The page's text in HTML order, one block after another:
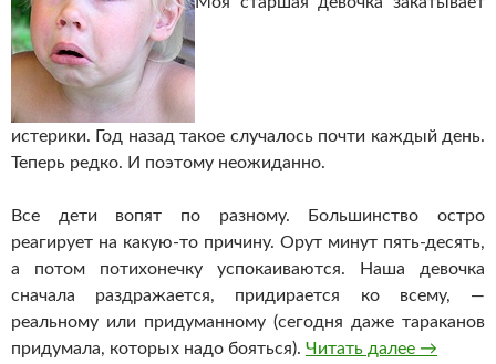
истерики. Год назад такое случалось почти каждый день.
Теперь редко. И поэтому неожиданно.
Все дети вопят по разному. Большинство остро
реагирует на какую-то причину. Орут минут пять-десять,
а потом потихонечку успокаиваются. Наша девочка
сначала раздражается, придирается ко всему, —
реальному или придуманному (сегодня даже тараканов
придумала, которых надо бояться). Читать далее Детские
→